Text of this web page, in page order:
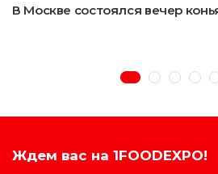
В Москве состоялся вечер
Ждем вас на 1FOODEXPO!